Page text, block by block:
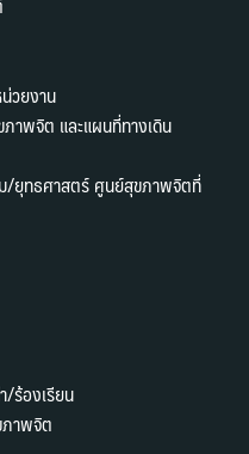
วยงาน
าพจิต และแผนที่ทางเดิน
ยุทธศาสตร์ ศูนย์สุขภาพจิตที่
ร้องเรียน
าพจิต